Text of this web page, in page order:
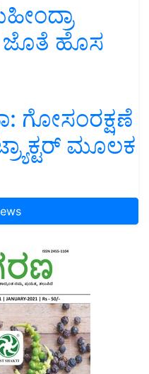
ಜೊತೆ ಹೊಸ
ಗೋಸಂರಕ್ಷಣೆ
ಮೂಲಕ